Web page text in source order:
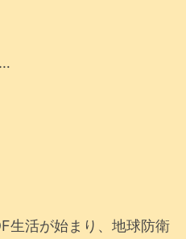
生活が始まり、地球防衛